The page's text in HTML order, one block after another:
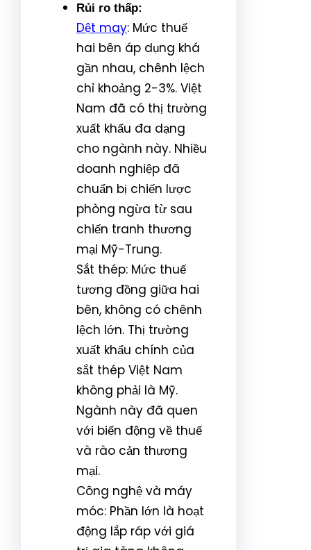
Rủi ro thấp:
Dệt may: Mức thuế
hai bên áp dụng khá
gần nhau, chênh lệch
chỉ khoảng 2-3%. Việt
Nam đã có thị trường
xuất khẩu đa dạng
cho ngành này. Nhiều
doanh nghiệp đã
chuẩn bị chiến lược
phòng ngừa từ sau
chiến tranh thương
mại Mỹ-Trung.
Sắt thép: Mức thuế
tương đồng giữa hai
bên, không có chênh
lệch lớn. Thị trường
xuất khẩu chính của
sắt thép Việt Nam
không phải là Mỹ.
Ngành này đã quen
với biến động về thuế
và rào cản thương
mại.
Công nghệ và máy
móc: Phần lớn là hoạt
động lắp ráp với giá